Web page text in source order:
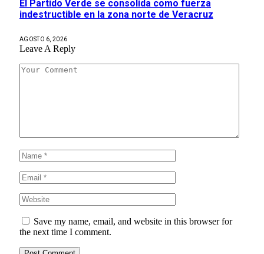
El Partido Verde se consolida como fuerza
indestructible en la zona norte de Veracruz
AGOSTO 6, 2026
Leave A Reply
Save my name, email, and website in this browser for
the next time I comment.